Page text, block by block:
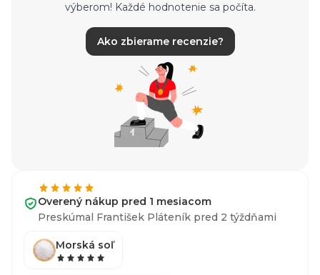
výberom! Každé hodnotenie sa počíta.
Ako zbierame recenzie?
Overený nákup pred 1 mesiacom
Preskúmal František Pláteník pred 2 týždňami
Morská soľ